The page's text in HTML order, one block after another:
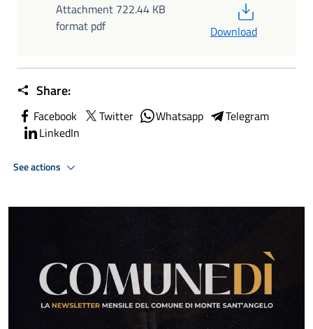
Attachment 722.44 KB
format pdf
Download
Share:
Facebook Twitter Whatsapp
Telegram
LinkedIn
See actions